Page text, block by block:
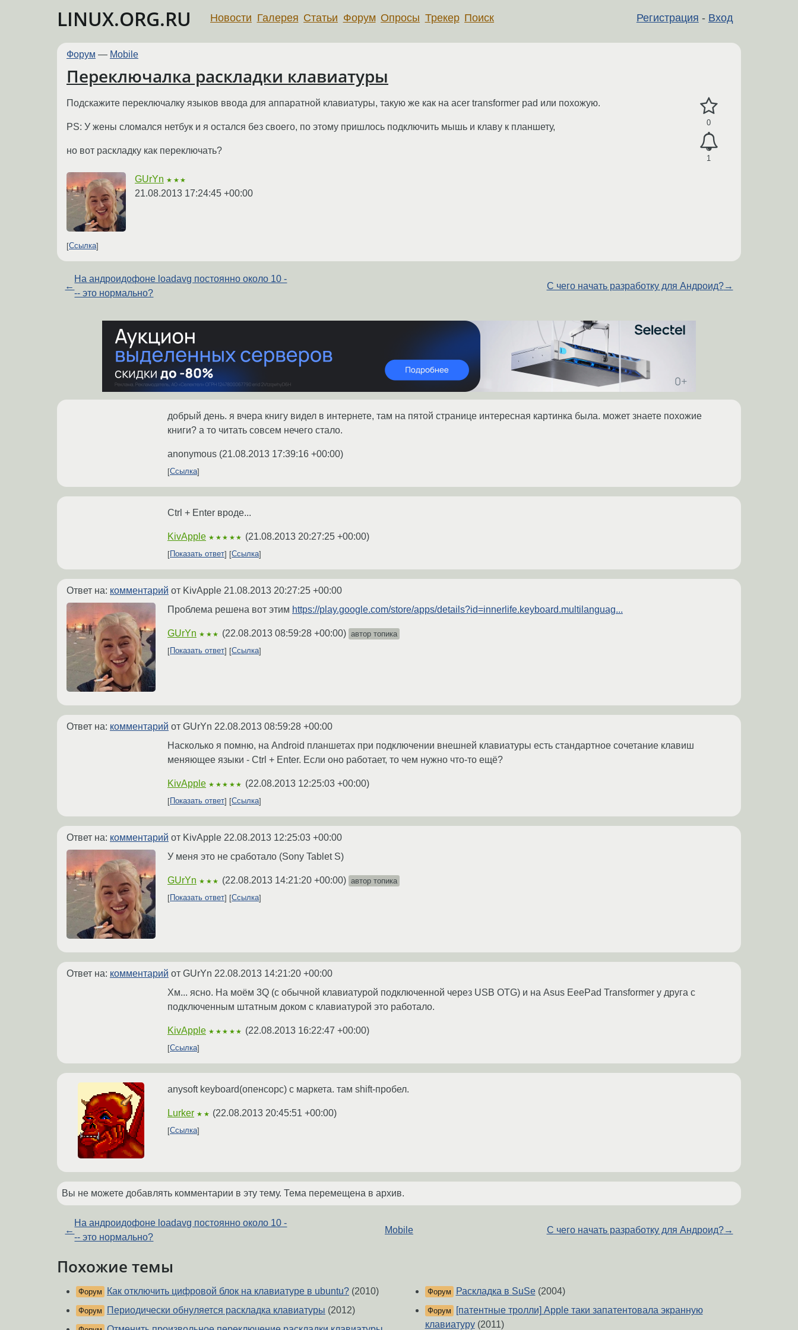
LINUX.ORG.RU Регистрация - Вход
Новости Галерея Статьи Форум Опросы Трекер Поиск
Форум — Mobile
Переключалка раскладки клавиатуры
0
1
Подскажите переключалку языков ввода для аппаратной клавиатуры, такую же как на acer transformer pad или похожую.
PS: У жены сломался нетбук и я остался без своего, по этому пришлось подключить мышь и клаву к планшету,
но вот раскладку как переключать?
GUrYn ★★★
21.08.2013 17:24:45 +00:00
Ссылка
←
На андроидофоне loadavg постоянно около 10 -
-- это нормально?
С чего начать разработку для Андроид?→
добрый день. я вчера книгу видел в интернете, там на пятой странице интересная картинка была. может знаете похожие
книги? а то читать совсем нечего стало.
anonymous (21.08.2013 17:39:16 +00:00)
Ссылка
Ctrl + Enter вроде...
KivApple ★★★★★ (21.08.2013 20:27:25 +00:00)
Показать ответ Ссылка
Ответ на: комментарий от KivApple 21.08.2013 20:27:25 +00:00
Проблема решена вот этим https://play.google.com/store/apps/details?id=innerlife.keyboard.multilanguag...
GUrYn ★★★ (22.08.2013 08:59:28 +00:00) автор топика
Показать ответ
Ссылка
Ответ на: комментарий от GUrYn 22.08.2013 08:59:28 +00:00
Насколько я помню, на Android планшетах при подключении внешней клавиатуры есть стандартное сочетание клавиш
меняющее языки - Ctrl + Enter. Если оно работает, то чем нужно что-то ещё?
KivApple ★★★★★ (22.08.2013 12:25:03 +00:00)
Показать ответ Ссылка
Ответ на: комментарий от KivApple 22.08.2013 12:25:03 +00:00
У меня это не сработало (Sony Tablet S)
GUrYn ★★★ (22.08.2013 14:21:20 +00:00) автор топика
Показать ответ
Ссылка
Ответ на: комментарий от GUrYn 22.08.2013 14:21:20 +00:00
Хм... ясно. На моём 3Q (с обычной клавиатурой подключенной через USB OTG) и на Asus EeePad Transformer у друга с
подключенным штатным доком с клавиатурой это работало.
KivApple ★★★★★ (22.08.2013 16:22:47 +00:00)
Ссылка
anysoft keyboard(опенсорс) с маркета. там shift-пробел.
Lurker ★★ (22.08.2013 20:45:51 +00:00)
Ссылка
Вы не можете добавлять комментарии в эту тему. Тема перемещена в архив.
←
На андроидофоне loadavg постоянно около 10 -
-- это нормально?
Mobile С чего начать разработку для Андроид?→
Похожие темы
Форум Как отключить цифровой блок на клавиатуре в ubuntu? (2010)
Форум Периодически обнуляется раскладка клавиатуры (2012)
Форум Раскладка в SuSe(2004)
Форум
[патентные тролли] Apple таки запатентовала экранную
клавиатуру(2011)